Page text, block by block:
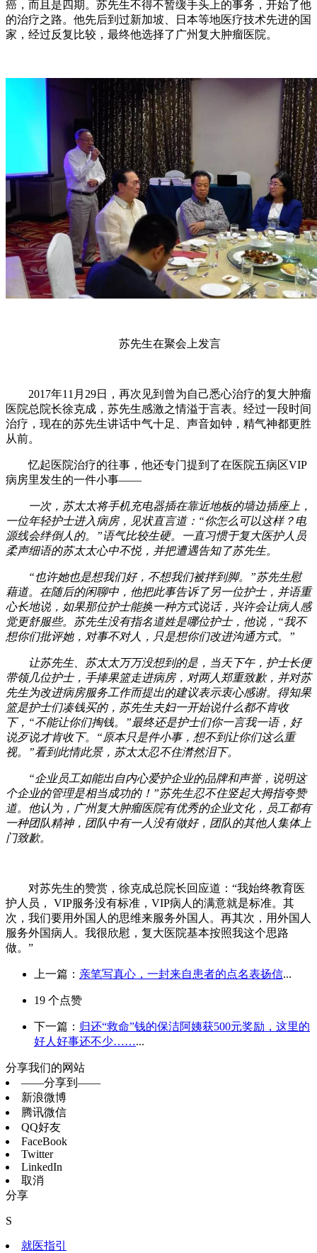
癌，而且是四期。苏先生不得不暂缓手头上的事务，开始了他
的治疗之路。他先后到过新加坡、日本等地医疗技术先进的国
家，经过反复比较，最终他选择了广州复大肿瘤医院。
苏先生在聚会上发言
2017年11月29日，再次见到曾为自己悉心治疗的复大肿瘤
医院总院长徐克成，苏先生感激之情溢于言表。经过一段时间
治疗，现在的苏先生讲话中气十足、声音如钟，精气神都更胜
从前。
忆起医院治疗的往事，他还专门提到了在医院五病区VIP
病房里发生的一件小事——
一次，苏太太将手机充电器插在靠近地板的墙边插座上，
一位年轻护士进入病房，见状直言道：“你怎么可以这样？电
源线会绊倒人的。”语气比较生硬。一直习惯于复大医护人员
柔声细语的苏太太心中不悦，并把遭遇告知了苏先生。
“也许她也是想我们好，不想我们被拌到脚。”苏先生慰
藉道。在随后的闲聊中，他把此事告诉了另一位护士，并语重
心长地说，如果那位护士能换一种方式说话，兴许会让病人感
觉更舒服些。苏先生没有指名道姓是哪位护士，他说，“我不
想你们批评她，对事不对人，只是想你们改进沟通方式。”
让苏先生、苏太太万万没想到的是，当天下午，护士长便
带领几位护士，手捧果篮走进病房，对两人郑重致歉，并对苏
先生为改进病房服务工作而提出的建议表示衷心感谢。得知果
篮是护士们凑钱买的，苏先生夫妇一开始说什么都不肯收
下，“不能让你们掏钱。”最终还是护士们你一言我一语，好
说歹说才肯收下。“原本只是件小事，想不到让你们这么重
视。”看到此情此景，苏太太忍不住潸然泪下。
“企业员工如能出自内心爱护企业的品牌和声誉，说明这
个企业的管理是相当成功的！”苏先生忍不住竖起大拇指夸赞
道。他认为，广州复大肿瘤医院有优秀的企业文化，员工都有
一种团队精神，团队中有一人没有做好，团队的其他人集体上
门致歉。
对苏先生的赞赏，徐克成总院长回应道：“我始终教育医
护人员， VIP服务没有标准，VIP病人的满意就是标准。其
次，我们要用外国人的思维来服务外国人。再其次，用外国人
服务外国病人。我很欣慰，复大医院基本按照我这个思路
做。”
上一篇： 亲笔写真心，一封来自患者的点名表扬信...
19 个点赞
下一篇： 归还“救命”钱的保洁阿姨获500元奖励，这里的
好人好事还不少……...
分享我们的网站
——分享到——
新浪微博
腾讯微信
QQ好友
FaceBook
Twitter
LinkedIn
取消
分享
S
就医指引